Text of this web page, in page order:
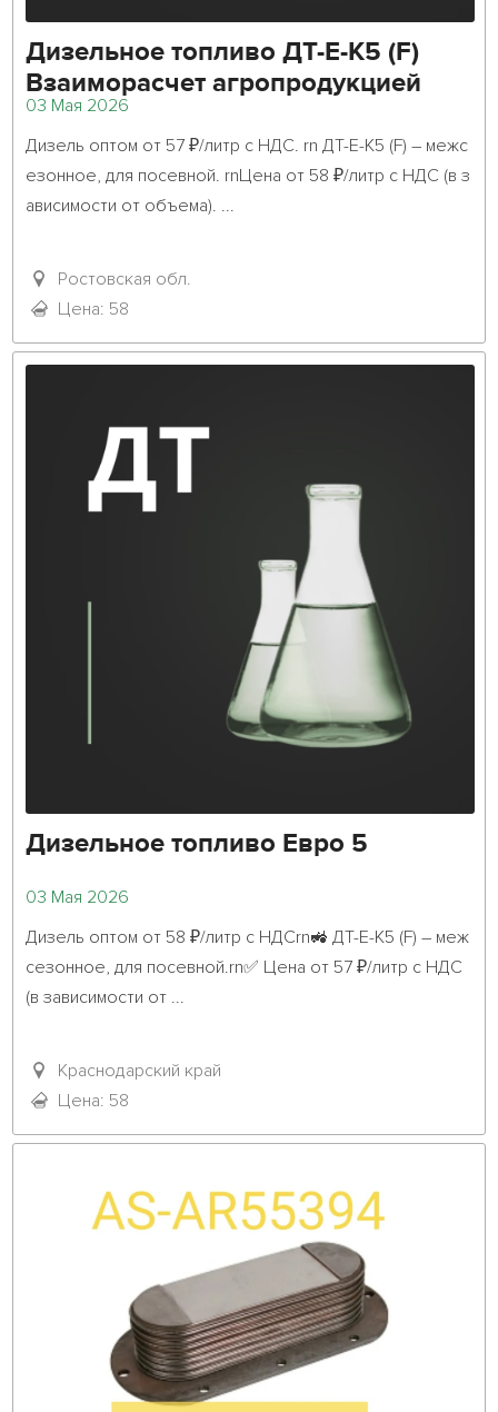
Дизельное топливо ДТ-Е-К5 (F)
Взаиморасчет агропродукцией
03 Мая 2026
Дизель оптом от 57 ₽/литр с НДС. rn ДТ-Е-К5 (F) – межс
езонное, для посевной. rnЦена от 58 ₽/литр с НДС (в з
ависимости от объема). ...
Ростовская обл.
Цена: 58
Дизельное топливо Евро 5
03 Мая 2026
Дизель оптом от 58 ₽/литр с НДСrn🚜 ДТ-Е-К5 (F) – меж
сезонное, для посевной.rn✅ Цена от 57 ₽/литр с НДС
(в зависимости от ...
Краснодарский край
Цена: 58